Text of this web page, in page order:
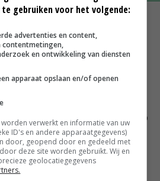
over onttrekkingsverbod,
en El Niño stuwen voedselprijzen op
Royal A-ware onder druk ondanks
gebruiken voor het volgende:
advertenties en content,
contentmetingen,
en ontwikkeling van diensten
apparaat opslaan en/of openen
verwerkt en informatie van uw
ID's en andere apparaatgegevens)
door, geopend door en gedeeld met
deze site worden gebruikt. Wij en
geolocatiegegevens